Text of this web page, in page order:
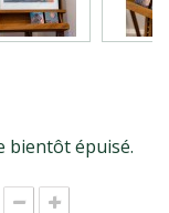
bientôt épuisé.